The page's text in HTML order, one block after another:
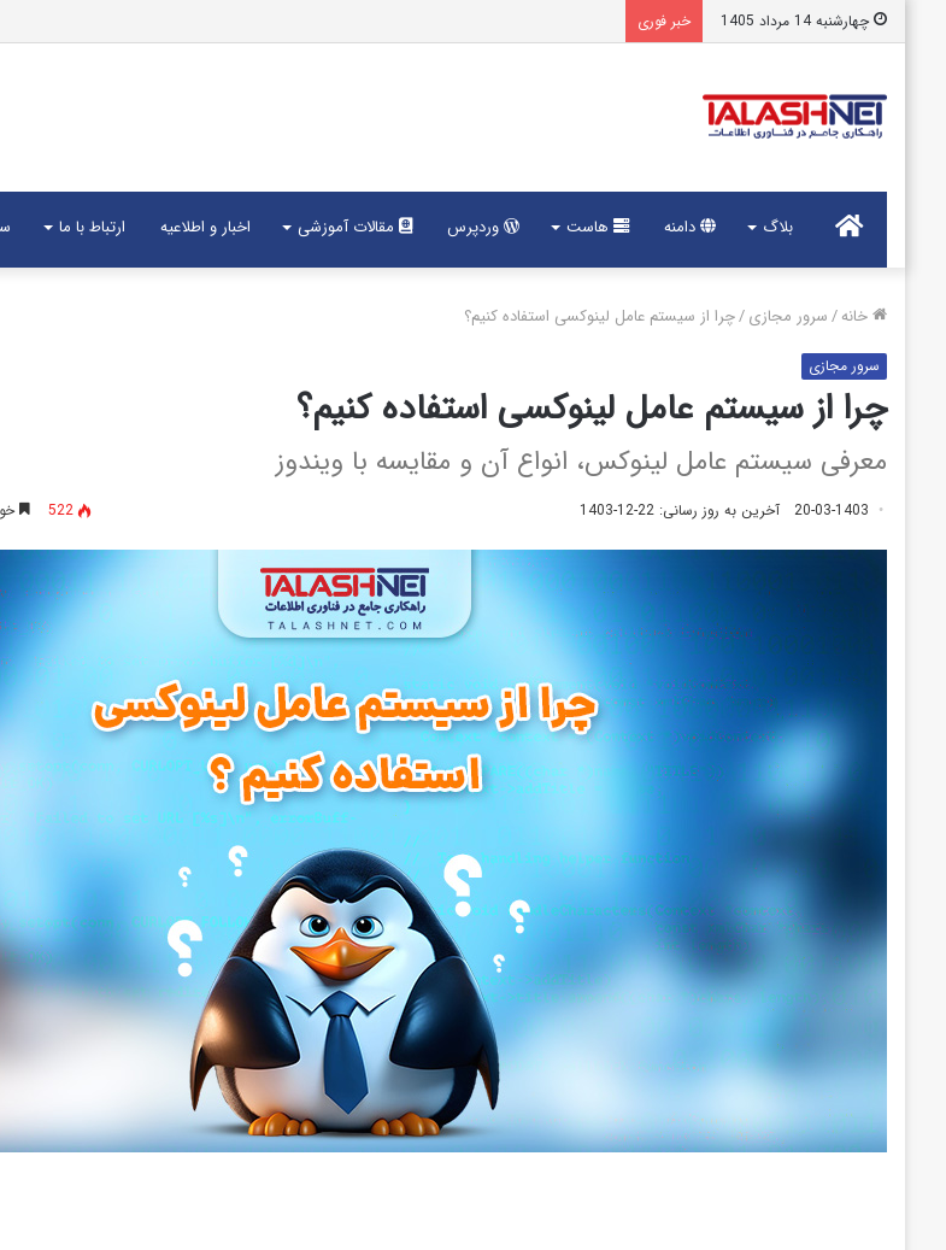
چهارشنبه 14 مرداد 1405 خبر فوری
خانه بلاگ دامنه هاست وردپرس مقالات آموزشی اخبار و اطلاعیه ارتباط با ما
خانه/ سرور مجازی/چرا از سیستم عامل لینوکسی استفاده کنیم؟
سرور مجازی
چرا از سیستم عامل لینوکسی استفاده کنیم؟
معرفی سیستم عامل لینوکس، انواع آن و مقایسه با ویندوز
20-03-1403 آخرین به روز رسانی: 22-12-1403 522